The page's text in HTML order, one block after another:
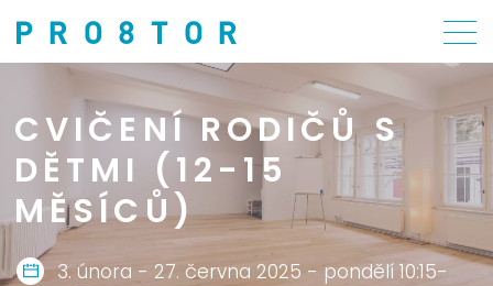
CVIČENÍ RODIČŮ S
DĚTMI (12-15
MĚSÍCŮ)
3. února - 27. června 2025 - pondělí 10:15-